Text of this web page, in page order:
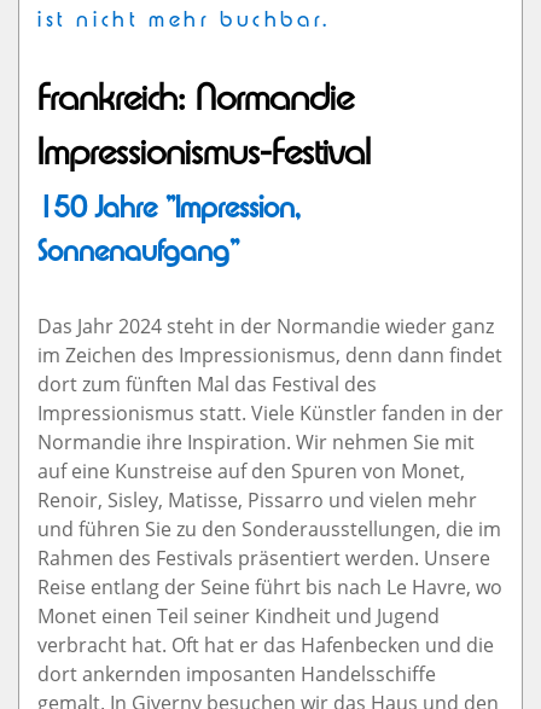
ist nicht mehr buchbar.
Frankreich: Normandie
Impressionismus-Festival
150 Jahre "Impression,
Sonnenaufgang"
Das Jahr 2024 steht in der Normandie wieder ganz
im Zeichen des Impressionismus, denn dann findet
dort zum fünften Mal das Festival des
Impressionismus statt. Viele Künstler fanden in der
Normandie ihre Inspiration. Wir nehmen Sie mit
auf eine Kunstreise auf den Spuren von Monet,
Renoir, Sisley, Matisse, Pissarro und vielen mehr
und führen Sie zu den Sonderausstellungen, die im
Rahmen des Festivals präsentiert werden. Unsere
Reise entlang der Seine führt bis nach Le Havre, wo
Monet einen Teil seiner Kindheit und Jugend
verbracht hat. Oft hat er das Hafenbecken und die
dort ankernden imposanten Handelsschiffe
gemalt. In Giverny besuchen wir das Haus und den